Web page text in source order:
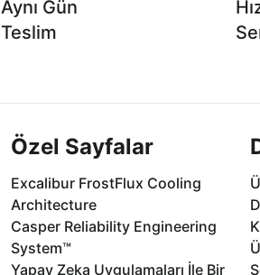
Aynı Gün
Teslim
Özel Sayfalar
Excalibur FrostFlux Cooling
Architecture
Casper Reliability Engineering
System™
Yapay Zeka Uygulamaları İle Bir